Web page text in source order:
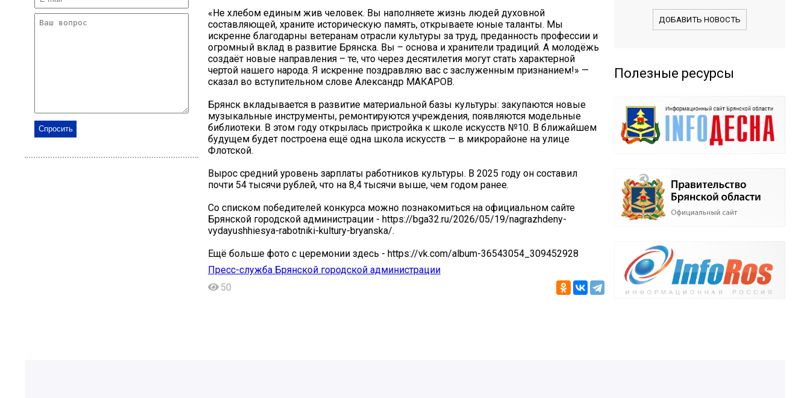
«Не хлебом единым жив человек. Вы наполняете жизнь людей духовной
составляющей, храните историческую память, открываете юные таланты. Мы
искренне благодарны ветеранам отрасли культуры за труд, преданность профессии и
огромный вклад в развитие Брянска. Вы – основа и хранители традиций. А молодёжь
создаёт новые направления – те, что через десятилетия могут стать характерной
чертой нашего народа. Я искренне поздравляю вас с заслуженным признанием!» —
сказал во вступительном слове Александр МАКАРОВ.
Брянск вкладывается в развитие материальной базы культуры: закупаются новые
музыкальные инструменты, ремонтируются учреждения, появляются модельные
библиотеки. В этом году открылась пристройка к школе искусств №10. В ближайшем
будущем будет построена ещё одна школа искусств — в микрорайоне на улице
Флотской.
Вырос средний уровень зарплаты работников культуры. В 2025 году он составил
почти 54 тысячи рублей, что на 8,4 тысячи выше, чем годом ранее.
Со списком победителей конкурса можно познакомиться на официальном сайте
Брянской городской администрации - https://bga32.ru/2026/05/19/nagrazhdeny-
vydayushhiesya-rabotniki-kultury-bryanska/.
Ещё больше фото с церемонии здесь - https://vk.com/album-36543054_309452928
Пресс-служба Брянской городской администрации
50
ДОБАВИТЬ НОВОСТЬ
Полезные ресурсы